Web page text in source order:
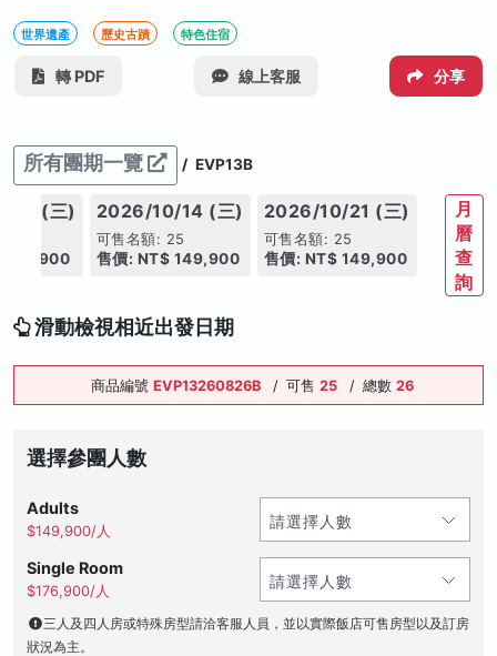
世界遺產 歷史古蹟 特色住宿
轉 PDF 線上客服 分享
所有團期一覽 / EVP13B
07 (三)
149,900
2026/10/14 (三)
可售名額: 25
售價: NT$ 149,900
2026/10/21 (三)
可售名額: 25
售價: NT$ 149,900
月
曆
查
詢
滑動檢視相近出發日期
商品編號 EVP13260826B / 可售 25 / 總數 26
選擇參團人數
Adults
$149,900/人
Single Room
$176,900/人
三人及四人房或特殊房型請洽客服人員，並以實際飯店可售房型以及訂房
狀況為主。